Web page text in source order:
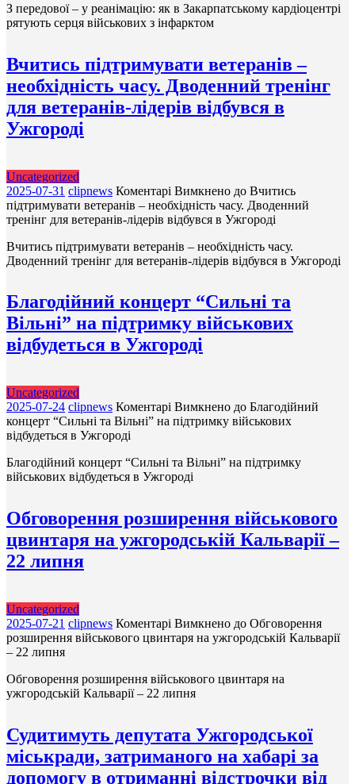
З передової – у реанімацію: як в Закарпатському кардіоцентрі
рятують серця військових з інфарктом
Вчитись підтримувати ветеранів –
необхідність часу. Дводенний тренінг
для ветеранів-лідерів відбувся в
Ужгороді
Uncategorized
2025-07-31 clipnews Коментарі Вимкнено до Вчитись
підтримувати ветеранів – необхідність часу. Дводенний
тренінг для ветеранів-лідерів відбувся в Ужгороді
Вчитись підтримувати ветеранів – необхідність часу.
Дводенний тренінг для ветеранів-лідерів відбувся в Ужгороді
Благодійний концерт “Сильні та
Вільні” на підтримку військових
відбудеться в Ужгороді
Uncategorized
2025-07-24 clipnews Коментарі Вимкнено до Благодійний
концерт “Сильні та Вільні” на підтримку військових
відбудеться в Ужгороді
Благодійний концерт “Сильні та Вільні” на підтримку
військових відбудеться в Ужгороді
Обговорення розширення військового
цвинтаря на ужгородській Кальварії –
22 липня
Uncategorized
2025-07-21 clipnews Коментарі Вимкнено до Обговорення
розширення військового цвинтаря на ужгородській Кальварії
– 22 липня
Обговорення розширення військового цвинтаря на
ужгородській Кальварії – 22 липня
Судитимуть депутата Ужгородської
міськради, затриманого на хабарі за
допомогу в отриманні відстрочки від